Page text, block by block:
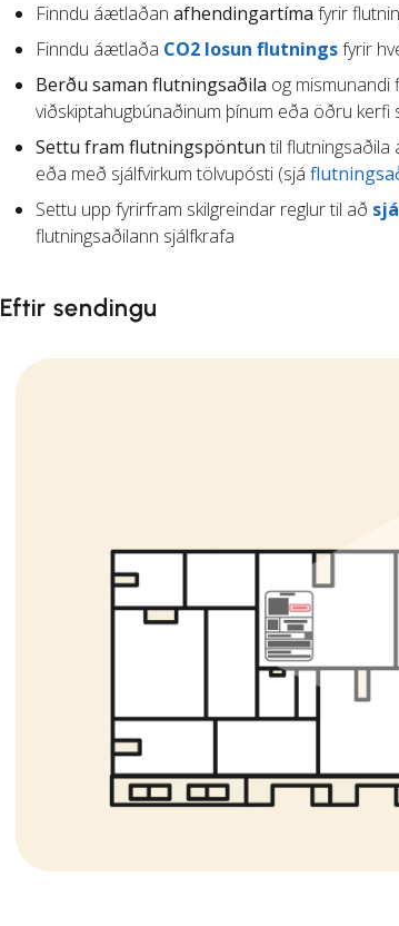
Finndu áætlaðan afhendingartíma fyrir
Finndu áætlaða CO2 losun flutningsfyrir
Berðu saman flutningsaðila og mismunandi
viðskiptahugbúnaðinum þínum eða öðru
Settu fram flutningspöntun til flutningsaðila
eða með sjálfvirkum tölvupósti (sjá
Settu upp fyrirfram skilgreindar reglur til að
flutningsaðilann sjálfkrafa
Eftir sendingu